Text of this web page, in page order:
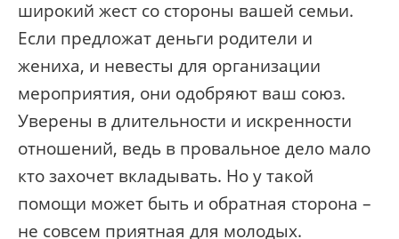
широкий жест со стороны вашей семьи.
Если предложат деньги родители и
жениха, и невесты для организации
мероприятия, они одобряют ваш союз.
Уверены в длительности и искренности
отношений, ведь в провальное дело мало
кто захочет вкладывать. Но у такой
помощи может быть и обратная сторона –
не совсем приятная для молодых.